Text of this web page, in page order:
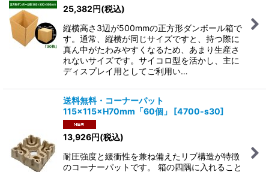
25,382円(税込)
縦横高さ3辺が500mmの正方形ダンボール箱で
す。通常、縦横が同じサイズですと、持つ際に
真ん中がたわみやすくなるため、あまり生産さ
れないサイズです。サイコロ型を活かし、主に
ディスプレイ用としてご利用い…
送料無料・コーナーパット
115×115×H70mm「60個」
[4700-s30]
13,926円(税込)
耐圧強度と緩衝性を兼ね備えたリブ構造が特徴
のコーナーパットです。 箱の四隅に入れること